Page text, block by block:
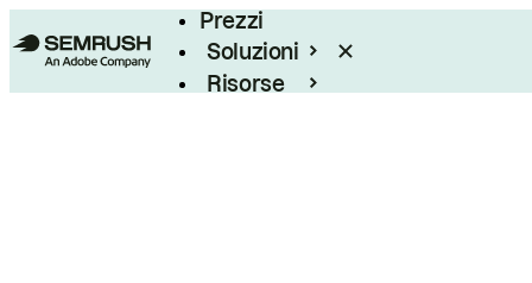
Prezzi
Soluzioni
Risorse